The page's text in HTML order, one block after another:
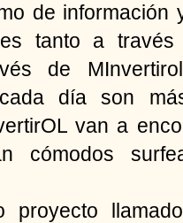
de información
tanto a
de
día son
van a
cómodos
proyecto